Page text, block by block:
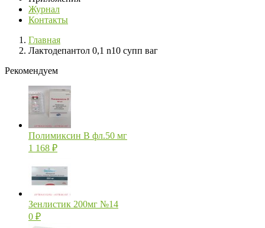
Журнал
Контакты
Главная
Лактодепантол 0,1 n10 супп ваг
Рекомендуем
Полимиксин В фл.50 мг
1 168 ₽
Зенлистик 200мг №14
0 ₽